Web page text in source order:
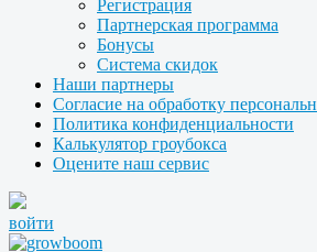
Регистрация
Партнерская программа
Бонусы
Система скидок
Наши партнеры
Согласие на обработку
Политика конфиденциальности
Калькулятор гроубокса
Оцените наш сервис
войти